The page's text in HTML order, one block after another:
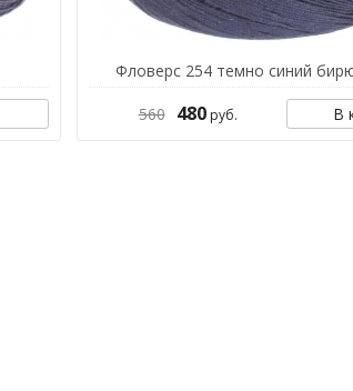
Фловерс 254 темно синий
560 480руб. В